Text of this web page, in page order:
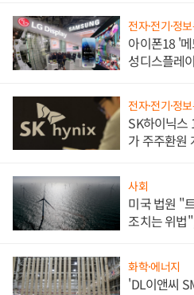
전자·전기·정
아이폰18 '
성디스플레
전자·전기·정
SK하이닉스
가 주주환원
사회
미국 법원 "
조치는 위법
화학·에너지
'DL이앤씨